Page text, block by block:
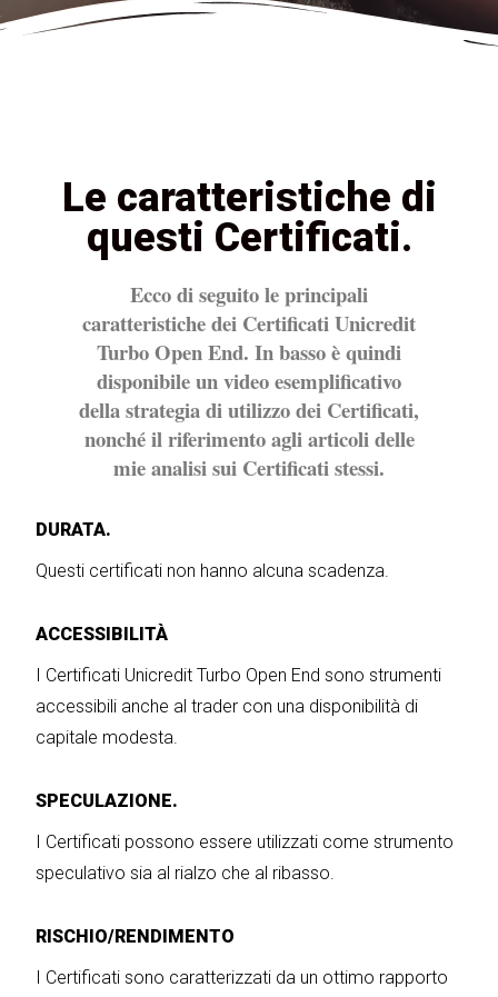
Le caratteristiche di
questi Certificati.
Ecco di seguito le principali
caratteristiche dei Certificati Unicredit
Turbo Open End. In basso è quindi
disponibile un video esemplificativo
della strategia di utilizzo dei Certificati,
nonché il riferimento agli articoli delle
mie analisi sui Certificati stessi.
DURATA.
Questi certificati non hanno alcuna scadenza.
ACCESSIBILITÀ
I Certificati Unicredit Turbo Open End sono strumenti
accessibili anche al trader con una disponibilità di
capitale modesta.
SPECULAZIONE.
I Certificati possono essere utilizzati come strumento
speculativo sia al rialzo che al ribasso.
RISCHIO/RENDIMENTO
I Certificati sono caratterizzati da un ottimo rapporto